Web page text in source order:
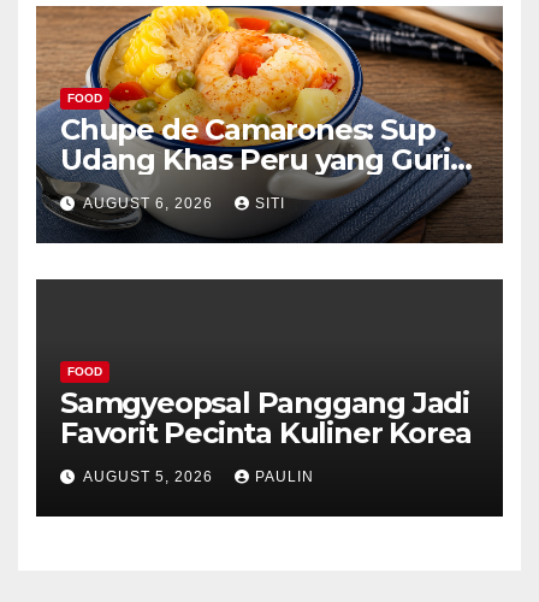
FOOD
Chupe de Camarones: Sup
Udang Khas Peru yang Gurih
Lezat
AUGUST 6, 2026 SITI
FOOD
Samgyeopsal Panggang Jadi
Favorit Pecinta Kuliner Korea
AUGUST 5, 2026 PAULIN